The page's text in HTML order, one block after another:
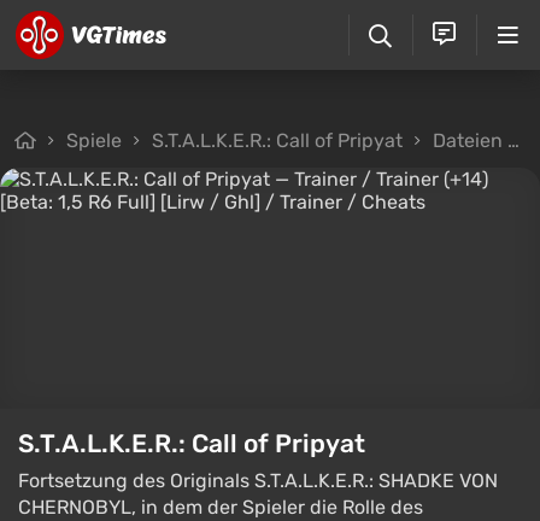
Spiele S.T.A.L.K.E.R.: Call of Pripyat Dateien
S.T.A.L.K.E.R.: Call of Pripyat
Fortsetzung des Originals S.T.A.L.K.E.R.: SHADKE VON
CHERNOBYL, in dem der Spieler die Rolle des